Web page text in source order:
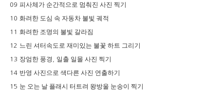
09 피사체가 순간적으로 멈춰진 사진 찍기
10 화려한 도심 속 자동차 불빛 궤적
11 화려한 조명의 불빛 갈라짐
12 느린 셔터속도로 재미있는 불꽃 하트 그리기
13 장엄한 풍경 일출 일몰 사진 찍기
14 반영 사진으로 색다른 사진 연출하기
15 눈 오는 날 플래시 터트려 왕방울 눈송이 찍기